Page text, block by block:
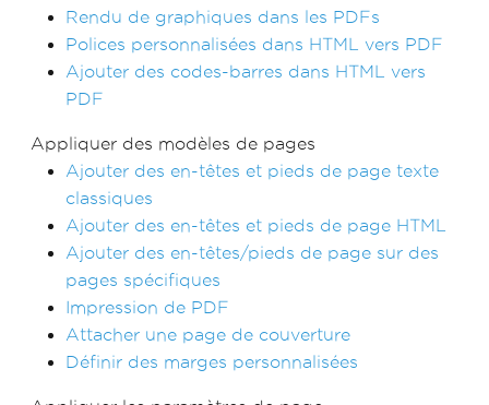
Rendu de graphiques dans les PDFs
Polices personnalisées dans HTML vers PDF
Ajouter des codes-barres dans HTML vers
PDF
Appliquer des modèles de pages
Ajouter des en-têtes et pieds de page texte
classiques
Ajouter des en-têtes et pieds de page HTML
Ajouter des en-têtes/pieds de page sur des
pages spécifiques
Impression de PDF
Attacher une page de couverture
Définir des marges personnalisées